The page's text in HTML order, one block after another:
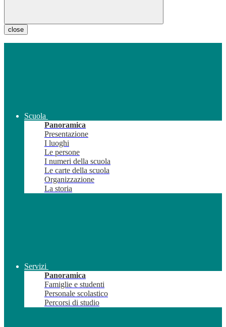
close
Scuola
Panoramica
Presentazione
I luoghi
Le persone
I numeri della scuola
Le carte della scuola
Organizzazione
La storia
Servizi
Panoramica
Famiglie e studenti
Personale scolastico
Percorsi di studio